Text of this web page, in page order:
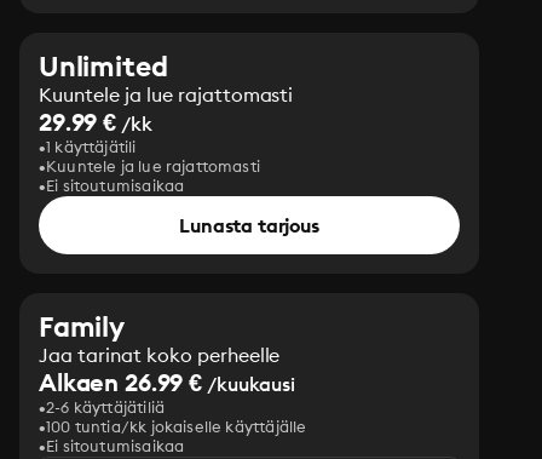
Unlimited
Kuuntele ja lue rajattomasti
29.99 € /kk
1 käyttäjätili
Kuuntele ja lue rajattomasti
Ei sitoutumisaikaa
Lunasta tarjous
Family
Jaa tarinat koko perheelle
Alkaen 26.99 € /kuukausi
2-6 käyttäjätiliä
100 tuntia/kk jokaiselle käyttäjälle
Ei sitoutumisaikaa